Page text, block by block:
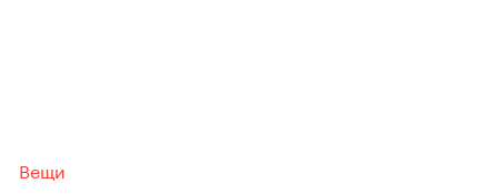
Вещи